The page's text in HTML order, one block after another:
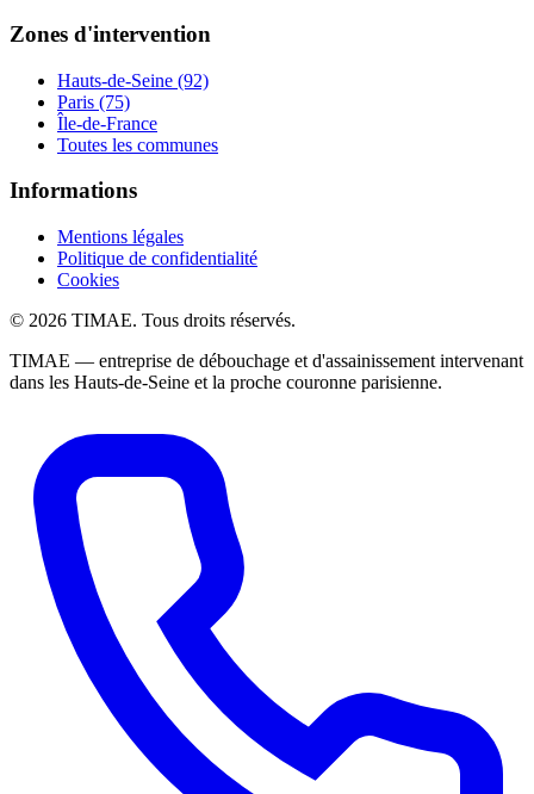
Zones d'intervention
Hauts-de-Seine (92)
Paris (75)
Île-de-France
Toutes les communes
Informations
Mentions légales
Politique de confidentialité
Cookies
© 2026 TIMAE. Tous droits réservés.
TIMAE — entreprise de débouchage et d'assainissement intervenant
dans les Hauts-de-Seine et la proche couronne parisienne.